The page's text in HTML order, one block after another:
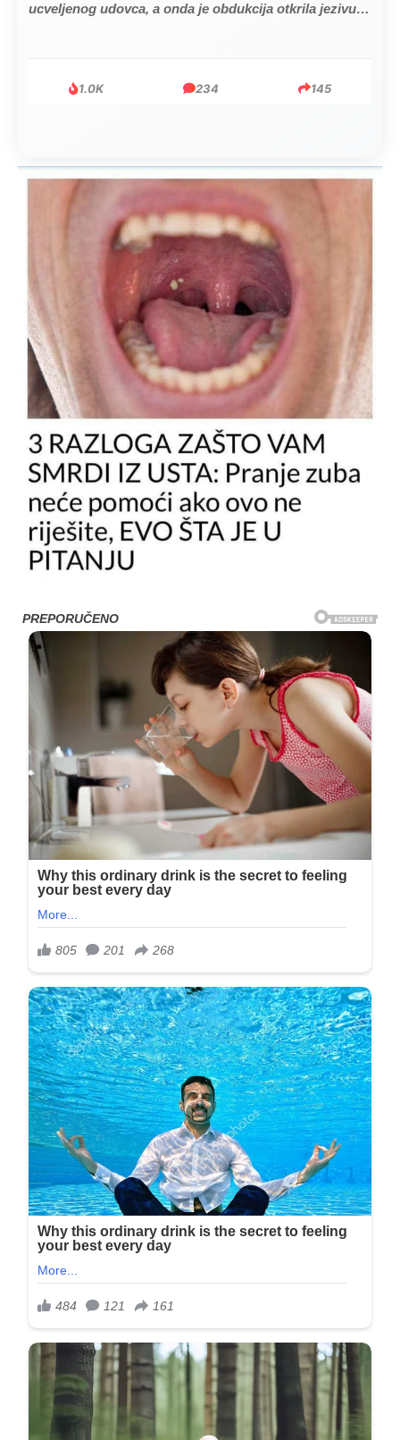
ucveljenog udovca, a onda je obdukcija otkrila jezivu
1.0K 234 145